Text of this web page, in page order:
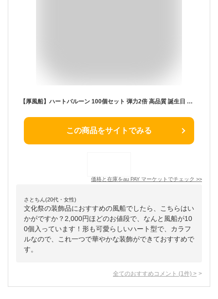
【厚風船】ハートバルーン 100個セット 弾力2倍 高品質 誕生日 結婚式 飾り 装飾 空気入れ付き
この商品をサイトでみる
価格と在庫をau PAY マーケット でチェック >>
さとちん(20代・女性)
文化祭の装飾品におすすめの風船でしたら、こちらはい
かがですか？2,000円ほどのお値段で、なんと風船が10
0個入っています！形も可愛らしいハート型で、カラフ
ルなので、これ一つで華やかな装飾ができておすすめで
す。
全てのおすすめコメント (1 件) >